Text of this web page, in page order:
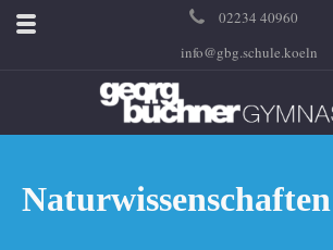
02234 40960
info@gbg.schule.koeln
Naturwissenschaften